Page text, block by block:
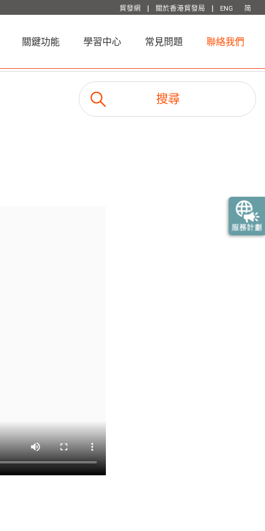
貿發網 | 關於香港貿發局 | ENG 简
關鍵功能 學習中心 常見問題 聯絡我們